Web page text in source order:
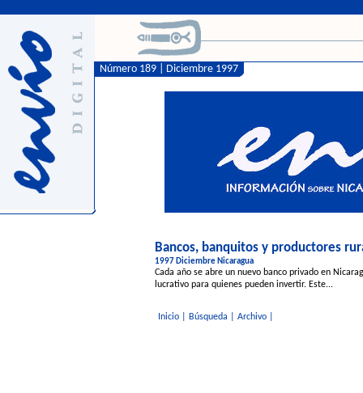
Número 189 | Diciembre 1997
Bancos, banquitos y productores
1997 Diciembre Nicaragua
Cada año se abre un nuevo banco privado en
lucrativo para quienes pueden invertir. Este...
Inicio| Búsqueda Archivo|